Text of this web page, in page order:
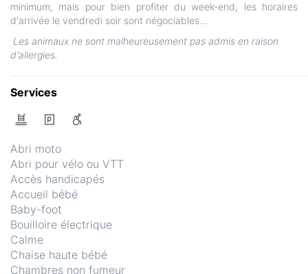
minimum, mais pour bien profiter du week-end, les horaires
d'arrivée le vendredi soir sont négociables...
Les animaux ne sont malheureusement pas admis en raison
d'allergies.
Services
Abri moto
Abri pour vélo ou VTT
Accès handicapés
Accueil bébé
Baby-foot
Bouilloire électrique
Calme
Chaise haute bébé
Chambres non fumeur